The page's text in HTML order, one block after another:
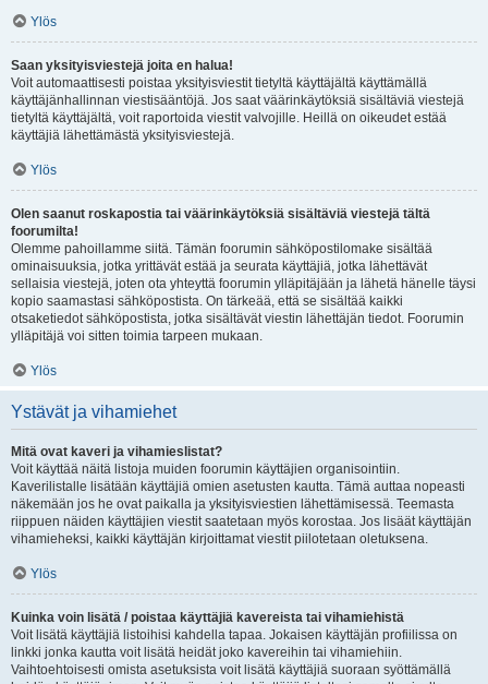
Ylös
Saan yksityisviestejä joita en halua!
Voit automaattisesti poistaa yksityisviestit tietyltä käyttäjältä käyttämällä
käyttäjänhallinnan viestisääntöjä. Jos saat väärinkäytöksiä sisältäviä viestejä
tietyltä käyttäjältä, voit raportoida viestit valvojille. Heillä on oikeudet estää
käyttäjiä lähettämästä yksityisviestejä.
Ylös
Olen saanut roskapostia tai väärinkäytöksiä sisältäviä viestejä tältä
foorumilta!
Olemme pahoillamme siitä. Tämän foorumin sähköpostilomake sisältää
ominaisuuksia, jotka yrittävät estää ja seurata käyttäjiä, jotka lähettävät
sellaisia viestejä, joten ota yhteyttä foorumin ylläpitäjään ja lähetä hänelle täysi
kopio saamastasi sähköpostista. On tärkeää, että se sisältää kaikki
otsaketiedot sähköpostista, jotka sisältävät viestin lähettäjän tiedot. Foorumin
ylläpitäjä voi sitten toimia tarpeen mukaan.
Ylös
Ystävät ja vihamiehet
Mitä ovat kaveri ja vihamieslistat?
Voit käyttää näitä listoja muiden foorumin käyttäjien organisointiin.
Kaverilistalle lisätään käyttäjiä omien asetusten kautta. Tämä auttaa nopeasti
näkemään jos he ovat paikalla ja yksityisviestien lähettämisessä. Teemasta
riippuen näiden käyttäjien viestit saatetaan myös korostaa. Jos lisäät käyttäjän
vihamieheksi, kaikki käyttäjän kirjoittamat viestit piilotetaan oletuksena.
Ylös
Kuinka voin lisätä / poistaa käyttäjiä kavereista tai vihamiehistä
Voit lisätä käyttäjiä listoihisi kahdella tapaa. Jokaisen käyttäjän profiilissa on
linkki jonka kautta voit lisätä heidät joko kavereihin tai vihamiehiin.
Vaihtoehtoisesti omista asetuksista voit lisätä käyttäjiä suoraan syöttämällä